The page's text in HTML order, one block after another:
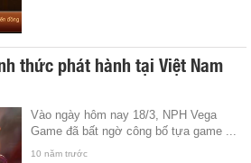
thức phát hành tại Việt Nam
Vào ngày hôm nay 18/3, NPH Vega
Game đã bất ngờ công bố tựa game ...
10 năm trước